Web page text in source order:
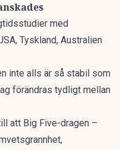
med
Tyskland, Australien
inte alls är så stabil som
förändras tydligt mellan
att Big Five-dragen –